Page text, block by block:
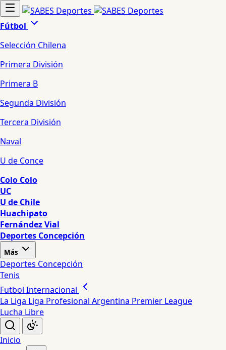
Fútbol
Selección Chilena
Primera División
Primera B
Segunda División
Tercera División
Naval
U de Conce
Colo Colo
UC
U de Chile
Huachipato
Fernández Vial
Deportes Concepción
Más
Deportes Concepción
Tenis
Futbol Internacional
La Liga Liga Profesional Argentina Premier League
Lucha Libre
Inicio